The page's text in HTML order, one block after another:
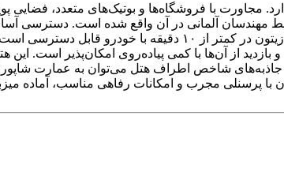
با فروشگاه‌ها و بوتیک‌های متعدد، فضایی
مهندسان آلمانی در آن واقع شده است. دسترسی
جمله ایستگاه مترو و اتوبوس زندیه که تنها سه دقیقه پیاده فاصله دارد، از مزایای اقامت در هتل است. همچنین
جاذبه‌های شاخص اطراف هتل می‌توان به عمارت
پرسنلی مجرب و امکانات رفاهی مناسب، آماده